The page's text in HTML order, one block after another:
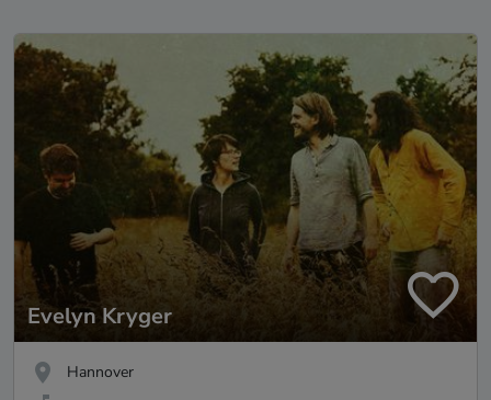
Evelyn Kryger
Hannover